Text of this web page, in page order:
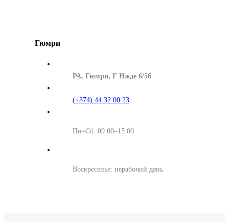
Гюмри
РА, Гюмри, Г Нжде 6/56
(+374) 44 32 00 23
Пн–Сб: 09:00–15:00
Воскресенье: нерабочий день